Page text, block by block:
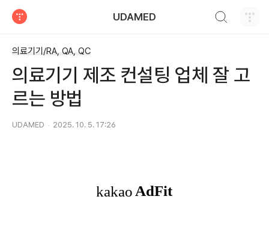
UDAMED
의료기기/RA, QA, QC
의료기기 제조 컨설팅 업체 잘 고
르는 방법
UDAMED 2025. 10. 5. 17:26